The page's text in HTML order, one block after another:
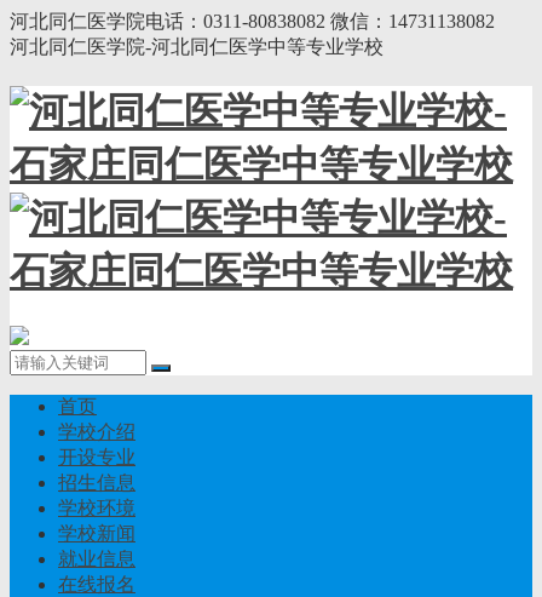
河北同仁医学院电话：0311-80838082 微信：14731138082
河北同仁医学院-河北同仁医学中等专业学校
首页
学校介绍
开设专业
招生信息
学校环境
学校新闻
就业信息
在线报名